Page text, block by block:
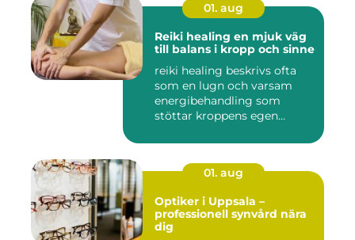
01. aug
Reiki healing en mjuk väg
till balans i kropp och sinne
reiki healing beskrivs ofta
som en lugn och varsam
energibehandling som
stöttar kroppens egen
01. aug
Optiker i Uppsala –
professionell synvård nära
dig